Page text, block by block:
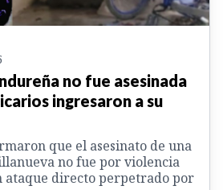
no fue asesinada
ingresaron a su
que el asesinato de una
no fue por violencia
ataque directo perpetrado por